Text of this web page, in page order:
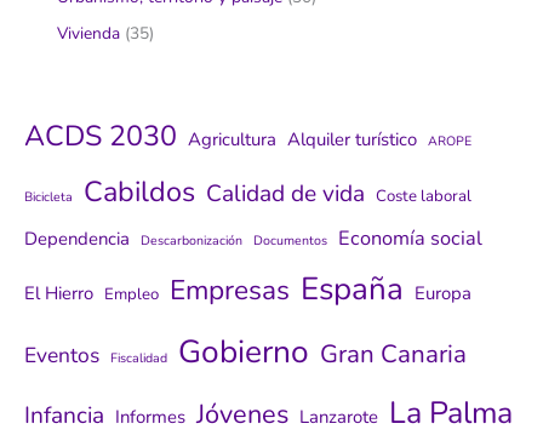
Vivienda (35)
ACDS 2030 Agricultura Alquiler turístico AROPE
Bicicleta Cabildos Calidad de vida Coste laboral
Dependencia Descarbonización Documentos Economía social
El Hierro Empleo Empresas España Europa
Eventos Fiscalidad Gobierno Gran Canaria
Infancia Informes Jóvenes Lanzarote La Palma